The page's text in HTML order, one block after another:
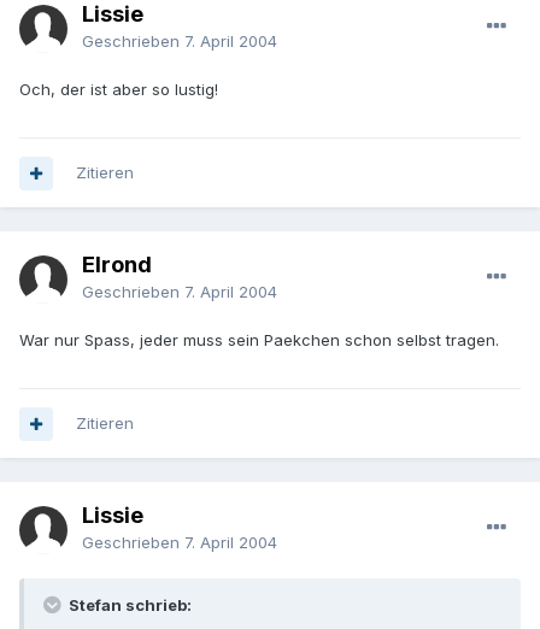
Lissie
Geschrieben 7. April 2004
Och, der ist aber so lustig!
Zitieren
Elrond
Geschrieben 7. April 2004
War nur Spass, jeder muss sein Paekchen schon selbst tragen.
Zitieren
Lissie
Geschrieben 7. April 2004
Stefan schrieb: